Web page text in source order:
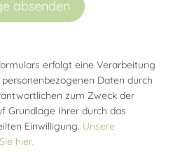
absenden
erfolgt eine Verarbeitung
Daten durch
zum Zweck der
Grundlage Ihrer durch das
Einwilligung. Unsere
hier.